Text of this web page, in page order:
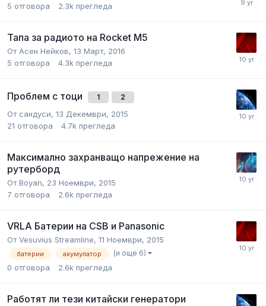
5 отговора 2.3k прегледа
Тапа за радиото на Rocket M5
От Асен Нейков, 13 Март, 2016
5 отговора 4.3k прегледа
Проблем с тоци 1 2
От сандуси, 13 Декември, 2015
21 отговора 4.7k прегледа
Максимално захранващо напрежение на
рутерборд
ОтBoyan, 23 Ноември, 2015
7 отговора 2.6k прегледа
VRLA Батерии на CSB и Panasonic
ОтVesuvius Streamline, 11 Ноември, 2015
батерии акумулатор (и още 6)
0 отговора 2.6k прегледа
Работят ли тези китайски генератори